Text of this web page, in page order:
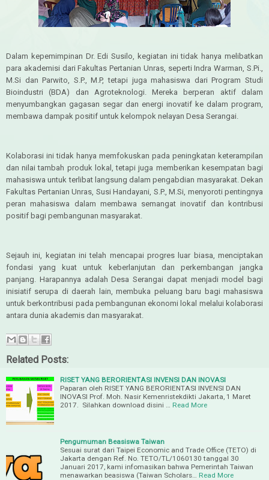
Dalam kepemimpinan Dr. Edi Susilo, kegiatan ini tidak hanya melibatkan
para akademisi dari Fakultas Pertanian Unras, seperti Indra Warman, S.Pi.,
M.Si dan Parwito, S.P., M.P, tetapi juga mahasiswa dari Program Studi
Bioindustri (BDA) dan Agroteknologi. Mereka berperan aktif dalam
menyumbangkan gagasan segar dan energi inovatif ke dalam program,
membawa dampak positif untuk kelompok nelayan Desa Serangai.
Kolaborasi ini tidak hanya memfokuskan pada peningkatan keterampilan
dan nilai tambah produk lokal, tetapi juga memberikan kesempatan bagi
mahasiswa untuk terlibat langsung dalam pengabdian masyarakat. Dekan
Fakultas Pertanian Unras, Susi Handayani, S.P., M.Si, menyoroti pentingnya
peran mahasiswa dalam membawa semangat inovatif dan kontribusi
positif bagi pembangunan masyarakat.
Sejauh ini, kegiatan ini telah mencapai progres luar biasa, menciptakan
fondasi yang kuat untuk keberlanjutan dan perkembangan jangka
panjang. Harapannya adalah Desa Serangai dapat menjadi model bagi
inisiatif serupa di daerah lain, membuka peluang baru bagi mahasiswa
untuk berkontribusi pada pembangunan ekonomi lokal melalui kolaborasi
antara dunia akademis dan masyarakat.
Related Posts:
RISET YANG BERORIENTASI INVENSI DAN INOVASI
Paparan oleh RISET YANG BERORIENTASI INVENSI DAN
INOVASI Prof. Moh. Nasir Kemenristekdikti Jakarta, 1 Maret
2017. Silahkan download disini …
Read More
Pengumuman Beasiswa Taiwan
Sesuai surat dari Taipei Economic and Trade Office (TETO) di
Jakarta dengan Ref. No. TETO/TL/1060130 tanggal 30
Januari 2017, kami infomasikan bahwa Pemerintah Taiwan
menawarkan beasiswa (Taiwan Scholars…
Read More